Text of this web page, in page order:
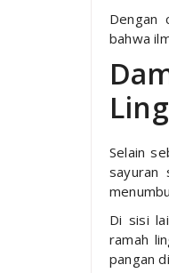
Dengan
bahwa
Selain
sayuran
Di sisi
ramah
pangan